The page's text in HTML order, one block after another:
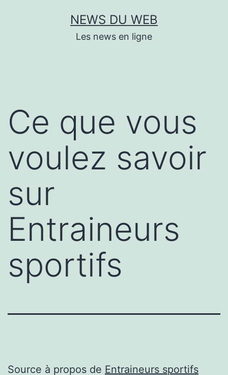
NEWS DU WEB
Les news en ligne
Ce que vous
voulez savoir
sur
Entraineurs
sportifs
Source à propos de Entraineurs sportifs